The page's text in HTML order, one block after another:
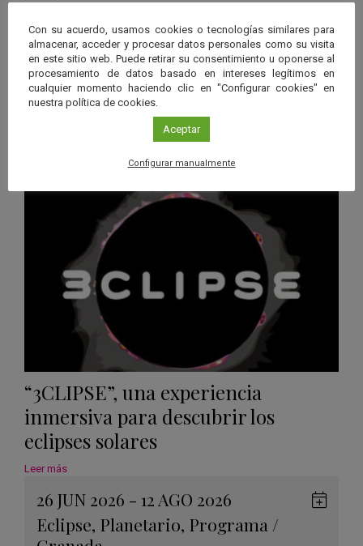
Próximos eventos Ver más
26 JUN 2026 - 26 ENE 2028
Planetario/Gérgal
Sevilla
“3CLIPSE”, una experiencia
inmersiva para descubrir los
eclipses solares
Leer más
26 JUN 2026 - 12 AGO 2026
Eclipse, Planetario, Programa /
Con su acuerdo, usamos cookies o tecnologías similares para
almacenar, acceder y procesar datos personales como su visita
en este sitio web. Puede retirar su consentimiento u oponerse al
procesamiento de datos basado en intereses legítimos en
cualquier momento haciendo clic en "Configurar cookies" en
nuestra política de cookies.
Aceptar
Configurar manualmente